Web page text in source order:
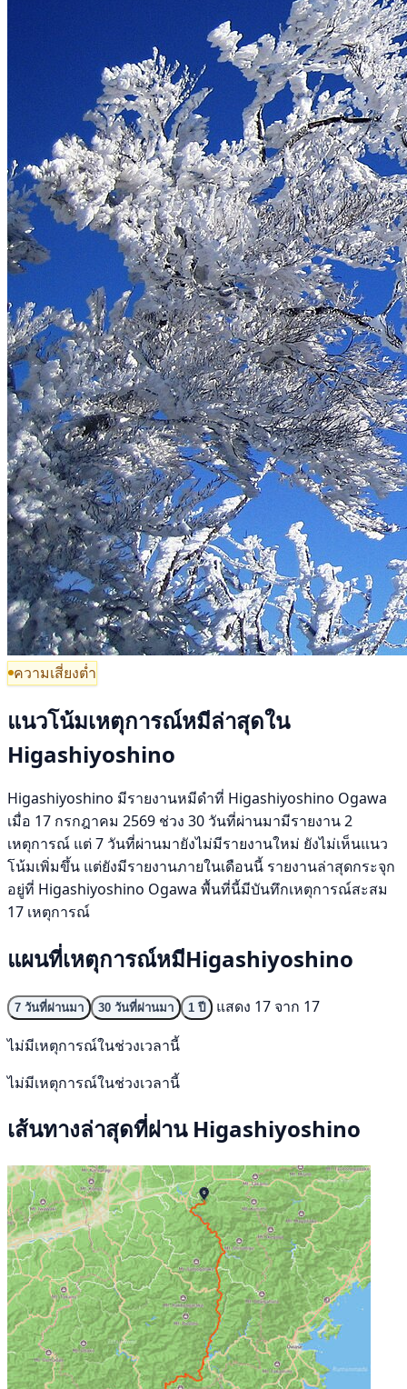
ความเสี่ยงต่ำ
แนวโน้มเหตุการณ์หมีล่าสุดใน
Higashiyoshino
Higashiyoshino มีรายงานหมีดำที่ Higashiyoshino Ogawa
เมื่อ 17 กรกฎาคม 2569 ช่วง 30 วันที่ผ่านมามีรายงาน 2
เหตุการณ์ แต่ 7 วันที่ผ่านมายังไม่มีรายงานใหม่ ยังไม่เห็นแนว
โน้มเพิ่มขึ้น แต่ยังมีรายงานภายในเดือนนี้ รายงานล่าสุดกระจุก
อยู่ที่ Higashiyoshino Ogawa พื้นที่นี้มีบันทึกเหตุการณ์สะสม
17 เหตุการณ์
แผนที่เหตุการณ์หมีHigashiyoshino
7 วันที่ผ่านมา 30 วันที่ผ่านมา 1 ปี
แสดง 17 จาก 17
ไม่มีเหตุการณ์ในช่วงเวลานี้
ไม่มีเหตุการณ์ในช่วงเวลานี้
เส้นทางล่าสุดที่ผ่าน Higashiyoshino